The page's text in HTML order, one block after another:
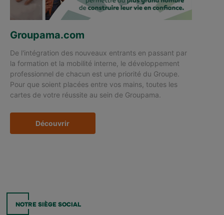
Groupama.com
De l'intégration des nouveaux entrants en passant par
la formation et la mobilité interne, le développement
professionnel de chacun est une priorité du Groupe.
Pour que soient placées entre vos mains, toutes les
cartes de votre réussite au sein de Groupama.
Découvrir
NOTRE SIÈGE SOCIAL